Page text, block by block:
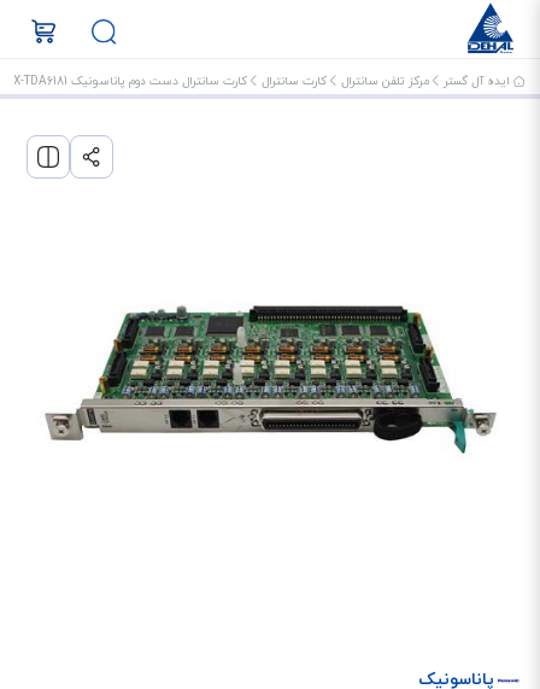
ایده آل گستر مرکز تلفن سانترال کارت سانترال کارت سانترال دست دوم پاناسونیک KX-TDA6181
پاناسونیک